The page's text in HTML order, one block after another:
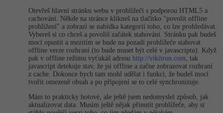
Otevřeš hlavní stránku webu v prohlížeči s podporou HTML5 a
cachování. Někde na stránce klikneš na tlačítko "povolit offline
prohlížení" a zobrazí se nabídka kategorií toho, co lze prohledávat.
Vybereš si co chceš a povolíš začátek stahování. Stránku pak budeš
moci opustit a mezitím se bude na pozadí prohlížeče stahovat
offline verze rozhraní (to bude muset být celé v javascriptu). Když
pak v offline režimu vyťukáš adresu http://vikitron.com , tak
javascript detekuje stav, že jsi offline a začne zobrazovat rozhraní
z cache. Dokonce bych tam mohl udělat i funkci, že budeš moci
tvořit omezeně obsah a po připojení se to celé synchronizuje.
Mám to prakticky hotové, ale ještě jsem nedomyslel způsob, jak
aktualizovat data. Musím ještě nějak přinutit prohlížeče, aby si